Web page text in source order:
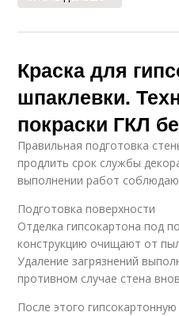
Краска для
шпаклевки.
покраски ГКЛ
Правильная подготовка
продлить срок службы
выполнении работ
Подготовка поверхности
Отделка гипсокартона под
конструкцию очищают от
Удаление загрязнений
противном случае стена
После этого